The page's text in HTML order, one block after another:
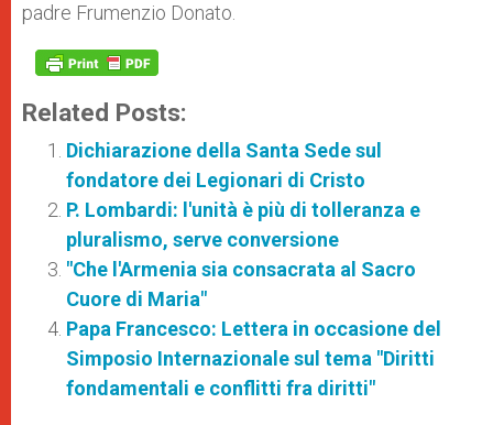
padre Frumenzio Donato.
Related Posts:
Dichiarazione della Santa Sede sul
fondatore dei Legionari di Cristo
P. Lombardi: l'unità è più di tolleranza e
pluralismo, serve conversione
"Che l'Armenia sia consacrata al Sacro
Cuore di Maria"
Papa Francesco: Lettera in occasione del
Simposio Internazionale sul tema "Diritti
fondamentali e conflitti fra diritti"